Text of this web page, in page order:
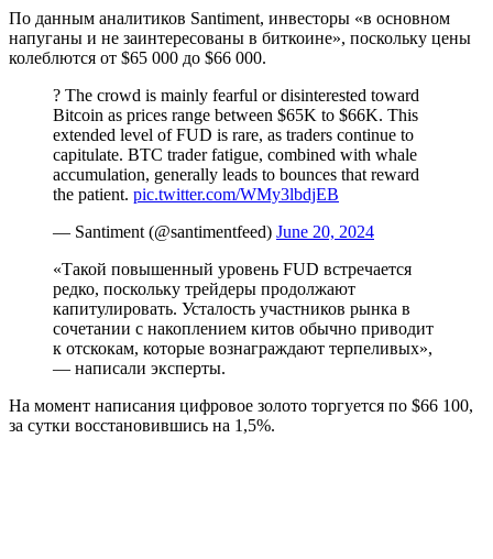
По данным аналитиков Santiment, инвесторы «в основном
напуганы и не заинтересованы в биткоине», поскольку цены
колеблются от $65 000 до $66 000.
? The crowd is mainly fearful or disinterested toward
Bitcoin as prices range between $65K to $66K. This
extended level of FUD is rare, as traders continue to
capitulate. BTC trader fatigue, combined with whale
accumulation, generally leads to bounces that reward
the patient. pic.twitter.com/WMy3lbdjEB
— Santiment (@santimentfeed) June 20, 2024
«Такой повышенный уровень FUD встречается
редко, поскольку трейдеры продолжают
капитулировать. Усталость участников рынка в
сочетании с накоплением китов обычно приводит
к отскокам, которые вознаграждают терпеливых»,
— написали эксперты.
На момент написания цифровое золото торгуется по $66 100,
за сутки восстановившись на 1,5%.